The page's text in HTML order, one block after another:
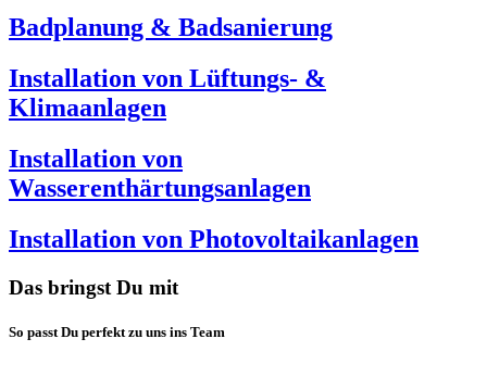
Badplanung & Badsanierung
Installation von Lüftungs- &
Klimaanlagen
Installation von
Wasserenthärtungsanlagen
Installation von Photovoltaikanlagen
Das bringst Du mit
So passt Du perfekt zu uns ins Team